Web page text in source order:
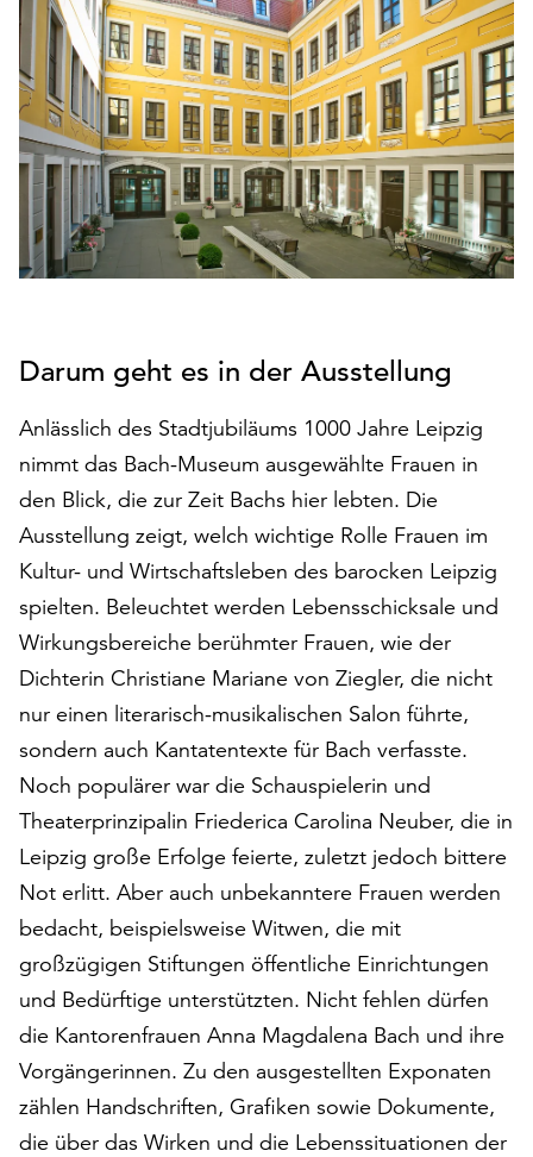
den
Betrieb
der
Seite
notwendig
sind
(funktionale
Cookies),
sowie
solche,
anonymen
genutzt
werden.
Klicken
Sie
auf
„Alle
akzeptieren“,
um
alle
Cookies
zu
akzeptieren.
Sie
können
Ihr
Einverständnis
jederzeit
ändern
und
widerrufen.
Dafür
steht
Ihnen
am
Ende
der
Darum geht es in der Ausstellung
Anlässlich des Stadtjubiläums 1000 Jahre Leipzig
nimmt das Bach-Museum ausgewählte Frauen in
den Blick, die zur Zeit Bachs hier lebten. Die
Ausstellung zeigt, welch wichtige Rolle Frauen im
Kultur- und Wirtschaftsleben des barocken Leipzig
spielten. Beleuchtet werden Lebensschicksale und
Wirkungsbereiche berühmter Frauen, wie der
Dichterin Christiane Mariane von Ziegler, die nicht
nur einen literarisch-musikalischen Salon führte,
sondern auch Kantatentexte für Bach verfasste.
Noch populärer war die Schauspielerin und
Theaterprinzipalin Friederica Carolina Neuber, die in
Leipzig große Erfolge feierte, zuletzt jedoch bittere
Not erlitt. Aber auch unbekanntere Frauen werden
bedacht, beispielsweise Witwen, die mit
großzügigen Stiftungen öffentliche Einrichtungen
und Bedürftige unterstützten. Nicht fehlen dürfen
die Kantorenfrauen Anna Magdalena Bach und ihre
Vorgängerinnen. Zu den ausgestellten Exponaten
zählen Handschriften, Grafiken sowie Dokumente,
die über das Wirken und die Lebenssituationen der